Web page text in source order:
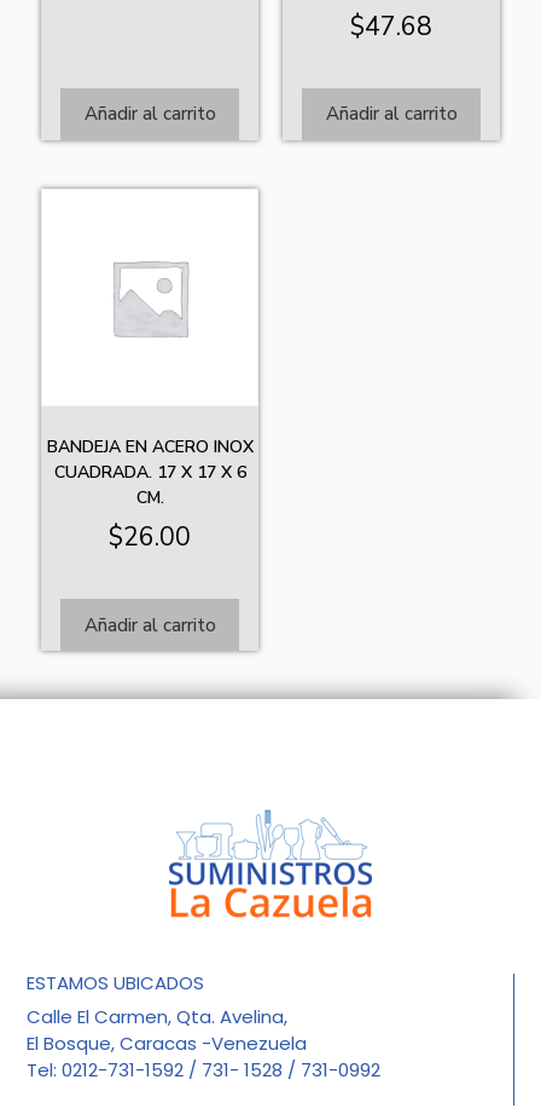
Añadir al carrito
$47.68
Añadir al carrito
BANDEJA EN ACERO INOX
CUADRADA. 17 X 17 X 6
CM.
$26.00
Añadir al carrito
ESTAMOS UBICADOS
Calle El Carmen, Qta. Avelina,
El Bosque, Caracas -Venezuela
Tel: 0212-731-1592 / 731- 1528 / 731-0992